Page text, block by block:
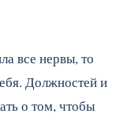
все нервы, то
Должностей и
о том, чтобы